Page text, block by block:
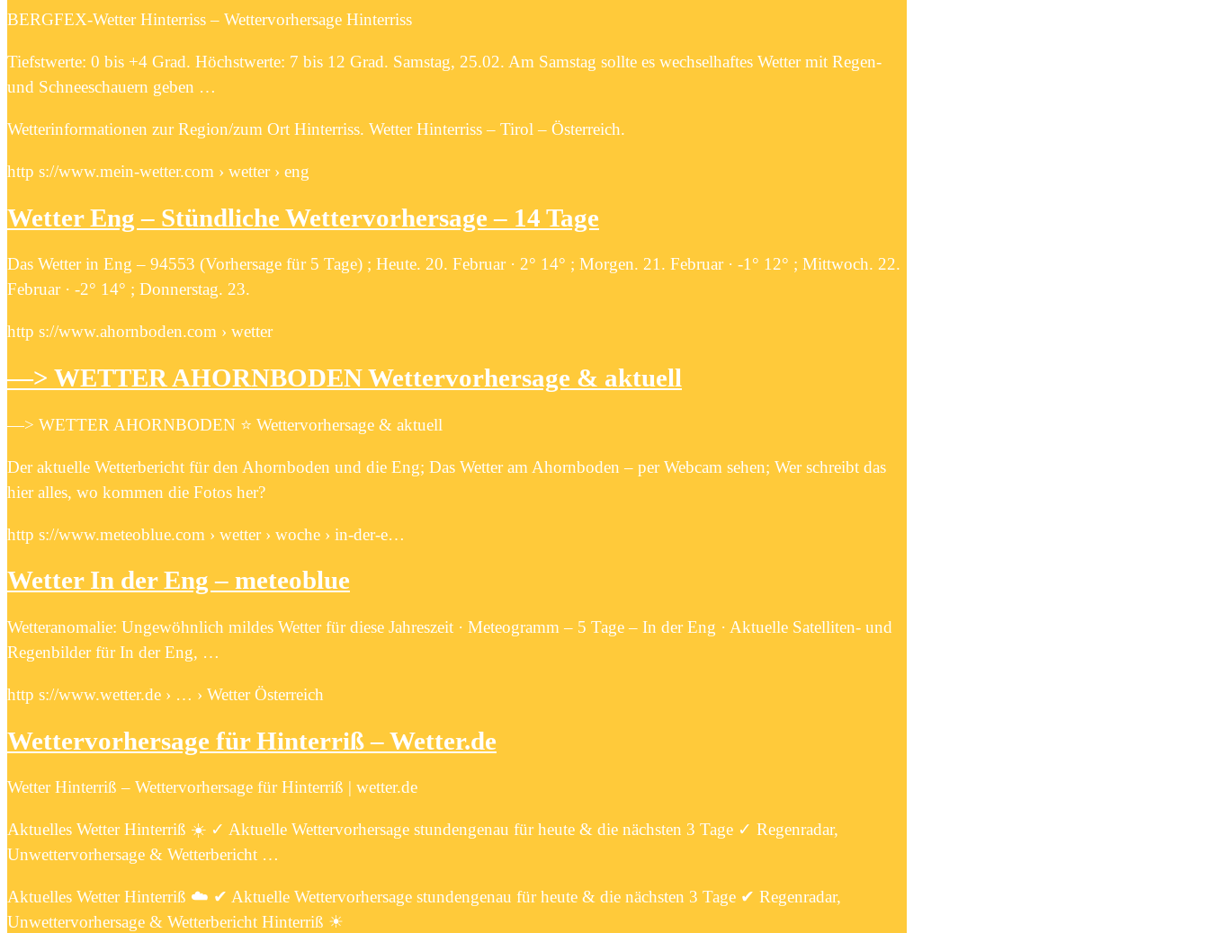
BERGFEX-Wetter Hinterriss – Wettervorhersage Hinterriss
Tiefstwerte: 0 bis +4 Grad. Höchstwerte: 7 bis 12 Grad. Samstag, 25.02. Am Samstag sollte es wechselhaftes Wetter mit Regen-
und Schneeschauern geben …
Wetterinformationen zur Region/zum Ort Hinterriss. Wetter Hinterriss – Tirol – Österreich.
http s://www.mein-wetter.com › wetter › eng
Wetter Eng – Stündliche Wettervorhersage – 14 Tage
Das Wetter in Eng – 94553 (Vorhersage für 5 Tage) ; Heute. 20. Februar · 2° 14° ; Morgen. 21. Februar · -1° 12° ; Mittwoch. 22.
Februar · -2° 14° ; Donnerstag. 23.
http s://www.ahornboden.com › wetter
—> WETTER AHORNBODEN Wettervorhersage & aktuell
—> WETTER AHORNBODEN ⭐ Wettervorhersage & aktuell
Der aktuelle Wetterbericht für den Ahornboden und die Eng; Das Wetter am Ahornboden – per Webcam sehen; Wer schreibt das
hier alles, wo kommen die Fotos her?
http s://www.meteoblue.com › wetter › woche › in-der-e…
Wetter In der Eng – meteoblue
Wetteranomalie: Ungewöhnlich mildes Wetter für diese Jahreszeit · Meteogramm – 5 Tage – In der Eng · Aktuelle Satelliten- und
Regenbilder für In der Eng, …
http s://www.wetter.de › … › Wetter Österreich
Wettervorhersage für Hinterriß – Wetter.de
Wetter Hinterriß – Wettervorhersage für Hinterriß | wetter.de
Aktuelles Wetter Hinterriß ☀️ ✓ Aktuelle Wettervorhersage stundengenau für heute & die nächsten 3 Tage ✓ Regenradar,
Unwettervorhersage & Wetterbericht …
Aktuelles Wetter Hinterriß ☁️ ✔ Aktuelle Wettervorhersage stundengenau für heute & die nächsten 3 Tage ✔ Regenradar,
Unwettervorhersage & Wetterbericht Hinterriß ☀